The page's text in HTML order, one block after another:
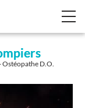
Ostéopathe D.O.